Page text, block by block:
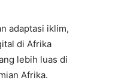
adaptasi iklim,
di Afrika
lebih luas di
Afrika.